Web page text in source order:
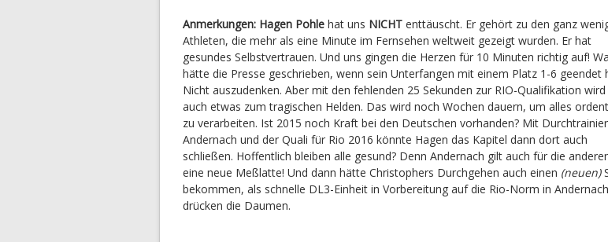
Anmerkungen: Hagen Pohle hat uns NICHT enttäuscht. Er gehört zu den ganz
Athleten, die mehr als eine Minute im Fernsehen weltweit gezeigt wurden. Er hat
gesundes Selbstvertrauen. Und uns gingen die Herzen für 10 Minuten richtig auf!
hätte die Presse geschrieben, wenn sein Unterfangen mit einem Platz 1-6 geendet
Nicht auszudenken. Aber mit den fehlenden 25 Sekunden zur RIO-Qualifikation
auch etwas zum tragischen Helden. Das wird noch Wochen dauern, um alles
zu verarbeiten. Ist 2015 noch Kraft bei den Deutschen vorhanden? Mit
Andernach und der Quali für Rio 2016 könnte Hagen das Kapitel dann dort auch
schließen. Hoffentlich bleiben alle gesund? Denn Andernach gilt auch für die
eine neue Meßlatte! Und dann hätte Christophers Durchgehen auch einen (neuen)
bekommen, als schnelle DL3-Einheit in Vorbereitung auf die Rio-Norm in
drücken die Daumen.